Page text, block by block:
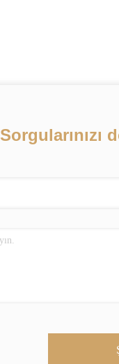
Sorgularınızı